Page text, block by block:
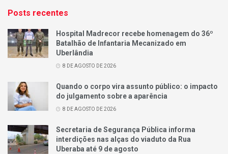
Posts recentes
Hospital Madrecor recebe homenagem do 36º
Batalhão de Infantaria Mecanizado em
Uberlândia
8 DE AGOSTO DE 2026
Quando o corpo vira assunto público: o impacto
do julgamento sobre a aparência
8 DE AGOSTO DE 2026
Secretaria de Segurança Pública informa
interdições nas alças do viaduto da Rua
Uberaba até 9 de agosto